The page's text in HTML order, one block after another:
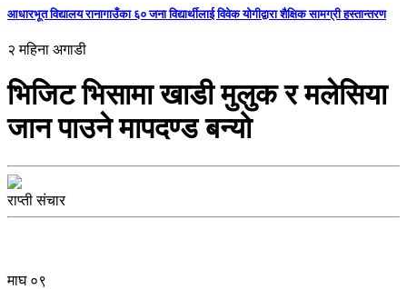
आधारभूत विद्यालय रानागाउँका ६० जना विद्यार्थीलाई विवेक योगीद्वारा शैक्षिक सामग्री हस्तान्तरण
२ महिना अगाडी
भिजिट भिसामा खाडी मुलुक र मलेसिया
जान पाउने मापदण्ड बन्यो
राप्ती संचार
माघ ०९